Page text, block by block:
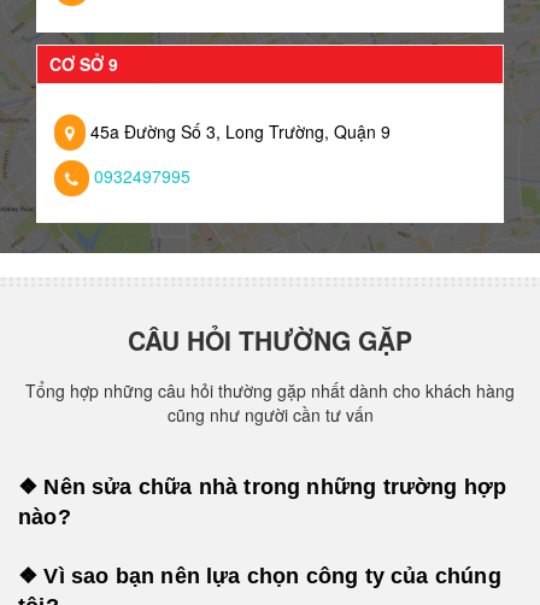
CƠ SỞ 9
45a Đường Số 3, Long Trường, Quận 9
0932497995
CÂU HỎI THƯỜNG GẶP
Tổng hợp những câu hỏi thường gặp nhất dành cho khách hàng
cũng như người cần tư vấn
❖ Nên sửa chữa nhà trong những trường hợp
nào?
❖ Vì sao bạn nên lựa chọn công ty của chúng